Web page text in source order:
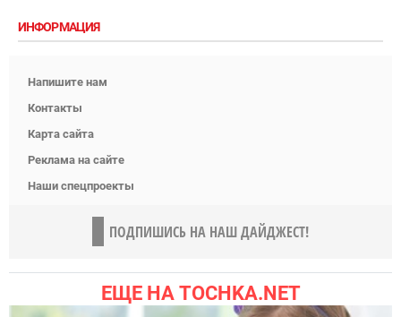
ИНФОРМАЦИЯ
Напишите нам
Контакты
Карта сайта
Реклама на сайте
Наши спецпроекты
ПОДПИШИСЬ НА НАШ ДАЙДЖЕСТ!
ЕЩЕ НА TOCHKA.NET